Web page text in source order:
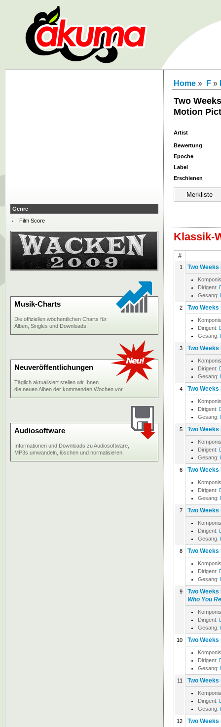
Home » F »
Two
Motion
Artist
Bewertung
Epoche
Label
Erschienen
Klassik-
#
1 Two
Dirigent:
Gesang:
2 Two
Dirigent:
Gesang:
3 Two
Dirigent:
Gesang:
4 Two
Dirigent:
Gesang:
5 Two
Dirigent:
Gesang:
6 Two
Dirigent:
Gesang:
7 Two
Dirigent:
Gesang:
8 Two
Dirigent:
Gesang:
9
Two
Who You
Dirigent:
Gesang:
10 Two
Dirigent:
Gesang:
11 Two
Dirigent:
Gesang:
12 Two
Genre
Film Score
Musik-Charts
Die offiziellen wöchentlichen Charts für
Alben, Singles und Downloads.
Neuveröffentlichungen
Täglich aktualisiert stellen wir Ihnen
die neuen Alben der kommenden Wochen vor.
Audiosoftware
Informationen und Downloads zu Audiosoftware,
MP3s umwandeln, löschen und normalisieren.